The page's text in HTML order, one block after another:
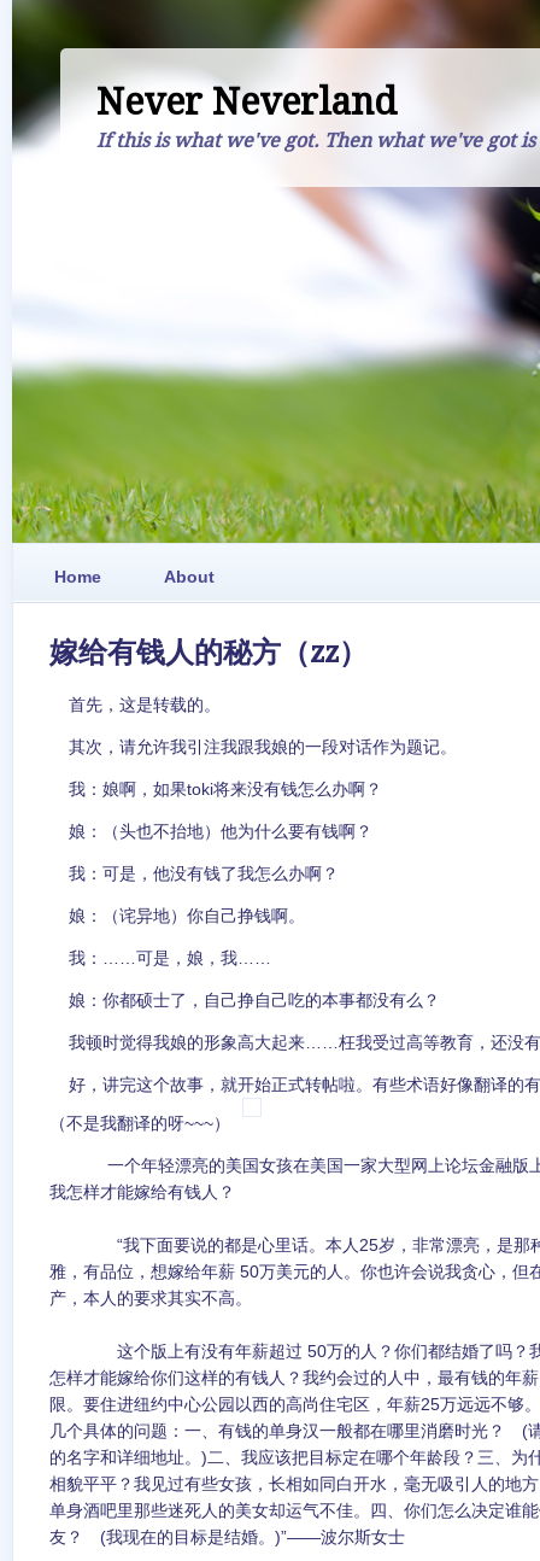
Never Neverland
If this is what we've got. Then what we've got is
Home About
嫁给有钱人的秘方（zz）
首先，这是转载的。
其次，请允许我引注我跟我娘的一段对话作为题记。
我：娘啊，如果toki将来没有钱怎么办啊？
娘：（头也不抬地）他为什么要有钱啊？
我：可是，他没有钱了我怎么办啊？
娘：（诧异地）你自己挣钱啊。
我：……可是，娘，我……
娘：你都硕士了，自己挣自己吃的本事都没有么？
我顿时觉得我娘的形象高大起来……枉我受过高等教育，还没
好，讲完这个故事，就开始正式转帖啦。有些术语好像翻译的
（不是我翻译的呀~~~）
一个年轻漂亮的美国女孩在美国一家大型网上论坛金融版
我怎样才能嫁给有钱人？
“我下面要说的都是心里话。本人25岁，非常漂亮，是那种
雅，有品位，想嫁给年薪 50万美元的人。你也许会说我贪心，但
产，本人的要求其实不高。
这个版上有没有年薪超过 50万的人？你们都结婚了吗？
怎样才能嫁给你们这样的有钱人？我约会过的人中，最有钱的年
限。要住进纽约中心公园以西的高尚住宅区，年薪25万远远不够
几个具体的问题：一、有钱的单身汉一般都在哪里消磨时光？ (
的名字和详细地址。)二、我应该把目标定在哪个年龄段？三、为
相貌平平？我见过有些女孩，长相如同白开水，毫无吸引人的地
单身酒吧里那些迷死人的美女却运气不佳。四、你们怎么决定谁
友？ (我现在的目标是结婚。)”——波尔斯女士